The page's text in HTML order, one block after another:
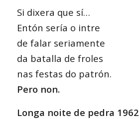
Si dixera que sí…
Entón sería o intre
de falar seriamente
da batalla de froles
nas festas do patrón.
Pero non.
Longa noite de pedra 1962